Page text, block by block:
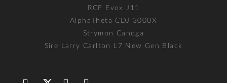
RCF Evox J11
AlphaTheta CDJ 3000X
Strymon Canoga
Sire Larry Carlton L7 New Gen Black